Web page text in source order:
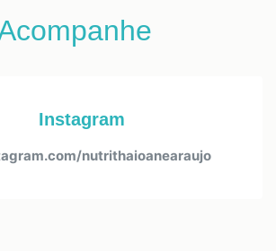
Instagram
nutrithaioanearaujo